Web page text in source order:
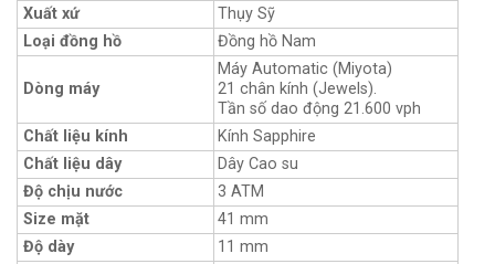
Xuất xứ
Thụy Sỹ
Loại đồng hồ
Đồng hồ Nam
Dòng máy
Máy Automatic (Miyota)
21 chân kính (Jewels).
Tần số dao động 21.600 vph
Chất liệu kính
Kính Sapphire
Chất liệu dây
Dây Cao su
Độ chịu nước
3 ATM
Size mặt
41 mm
Độ dày
11 mm